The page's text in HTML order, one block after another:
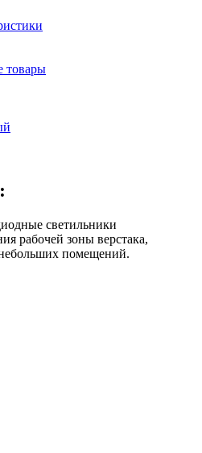
светильники
рабочей зоны верстака,
помещений.